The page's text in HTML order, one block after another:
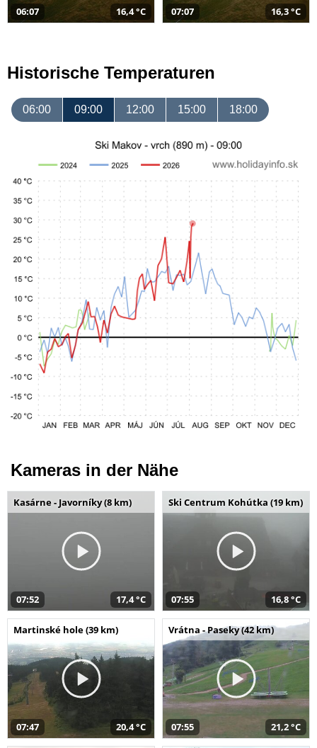
06:07 16,4 °C 07:07 16,3 °C
Historische Temperaturen
06:00 09:00 12:00 15:00 18:00
Kameras in der Nähe
Kasárne - Javorníky (8 km)
07:52 17,4 °C
Ski Centrum Kohútka (19 km)
07:55 16,8 °C
Martinské hole (39 km)
07:47 20,4 °C
Vrátna - Paseky (42 km)
07:55 21,2 °C